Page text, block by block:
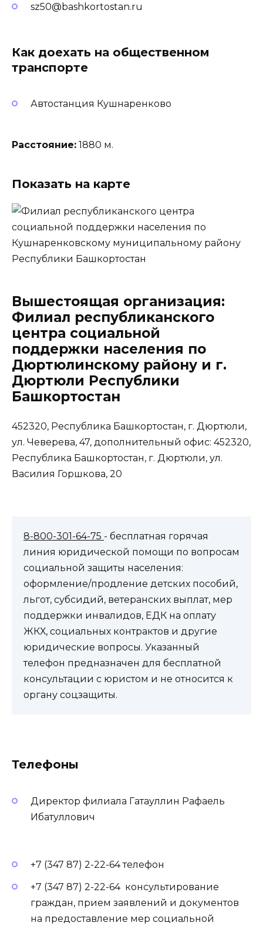
sz50@bashkortostan.ru
Как доехать на общественном
транспорте
Автостанция Кушнаренково
Расстояние: 1880 м.
Показать на карте
Вышестоящая организация:
Филиал республиканского
центра социальной
поддержки населения по
Дюртюлинскому району и г.
Дюртюли Республики
Башкортостан
452320, Республика Башкортостан, г. Дюртюли,
ул. Чеверева, 47, дополнительный офис: 452320,
Республика Башкортостан, г. Дюртюли, ул.
Василия Горшкова, 20
8-800-301-64-75 - бесплатная горячая
линия юридической помощи по вопросам
социальной защиты населения:
оформление/продление детских пособий,
льгот, субсидий, ветеранских выплат, мер
поддержки инвалидов, ЕДК на оплату
ЖКХ, социальных контрактов и другие
юридические вопросы. Указанный
телефон предназначен для бесплатной
консультации с юристом и не относится к
органу соцзащиты.
Телефоны
Директор филиала Гатауллин Рафаель
Ибатуллович
+7 (347 87) 2-22-64 телефон
+7 (347 87) 2-22-64 консультирование
граждан, прием заявлений и документов
на предоставление мер социальной